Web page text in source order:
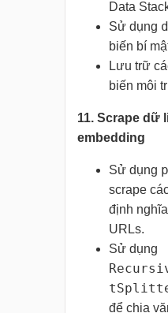
Data
Sử dụng
biến bí
Lưu trữ
biến môi
11. Scrape dữ
embedding
Sử dụng
scrape
định
URLs.
Sử dụng
để chia